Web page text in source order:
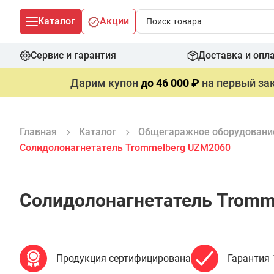
Каталог Акции
Сервис и гарантия Доставка и
Дарим купондо 46 000 ₽ на первый
Главная Каталог Общегаражное
Солидолонагнетатель Trommelberg UZM2060
Солидолонагнетатель
Продукция сертифицирована Гарантия